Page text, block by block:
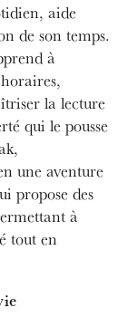
aide
de son temps.
à
la lecture
qui le pousse
une aventure
propose des
à
tout en